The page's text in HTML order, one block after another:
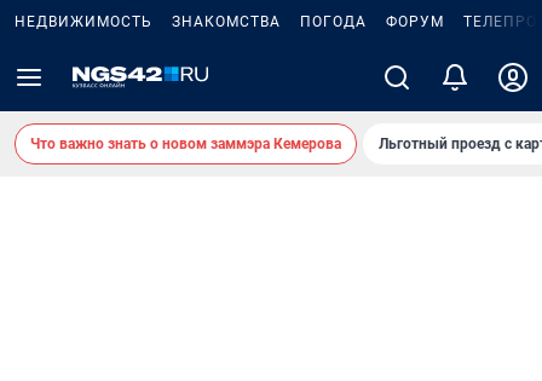
НЕДВИЖИМОСТЬ ЗНАКОМСТВА ПОГОДА ФОРУМ
Что важно знать о новом заммэра Кемерова Льготный проезд с